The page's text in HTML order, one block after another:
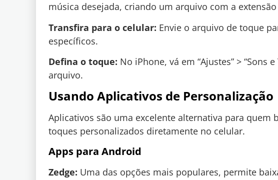
música desejada, criando um arquivo com a
Transfira para o celular: Envie o arquivo de toque
específicos.
Defina o toque: No iPhone, vá em “Ajustes” > “Sons
arquivo.
Usando Aplicativos de Personalização
Aplicativos são uma excelente alternativa para quem
toques personalizados diretamente no celular.
Apps para Android
Zedge: Uma das opções mais populares, permite